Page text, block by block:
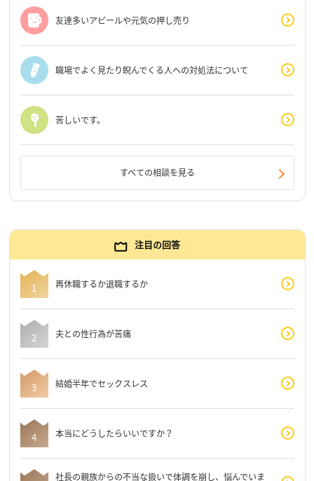
友達多いアピールや元気の押し売り
職場でよく見たり睨んでくる人への対処法について
苦しいです。
すべての相談を見る
注目の回答
再休職するか退職するか
夫との性行為が苦痛
結婚半年でセックスレス
本当にどうしたらいいですか？
社長の親族からの不当な扱いで体調を崩し、悩んでいま